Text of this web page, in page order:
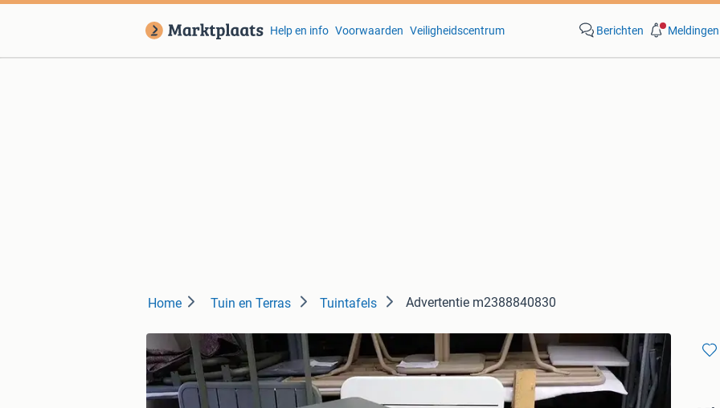
Help en info Voorwaarden Veiligheidscentrum Berichten Meldingen
Home Tuin en Terras Tuintafels Advertentie m2388840830